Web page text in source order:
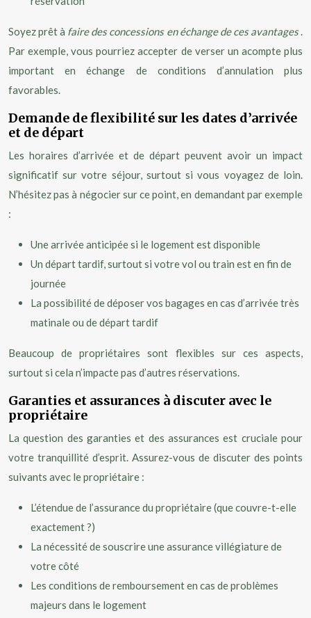
Soyez prêt à faire des concessions en échange de ces avantages.
Par exemple, vous pourriez accepter de verser un acompte plus
important en échange de conditions d’annulation plus
favorables.
Demande de flexibilité sur les dates d’arrivée
et de départ
Les horaires d’arrivée et de départ peuvent avoir un impact
significatif sur votre séjour, surtout si vous voyagez de loin.
N’hésitez pas à négocier sur ce point, en demandant par exemple
:
Une arrivée anticipée si le logement est disponible
Un départ tardif, surtout si votre vol ou train est en fin de
journée
La possibilité de déposer vos bagages en cas d’arrivée très
matinale ou de départ tardif
Beaucoup de propriétaires sont flexibles sur ces aspects,
surtout si cela n’impacte pas d’autres réservations.
Garanties et assurances à discuter avec le
propriétaire
La question des garanties et des assurances est cruciale pour
votre tranquillité d’esprit. Assurez-vous de discuter des points
suivants avec le propriétaire :
L’étendue de l’assurance du propriétaire (que couvre-t-elle
exactement ?)
La nécessité de souscrire une assurance villégiature de
votre côté
Les conditions de remboursement en cas de problèmes
majeurs dans le logement